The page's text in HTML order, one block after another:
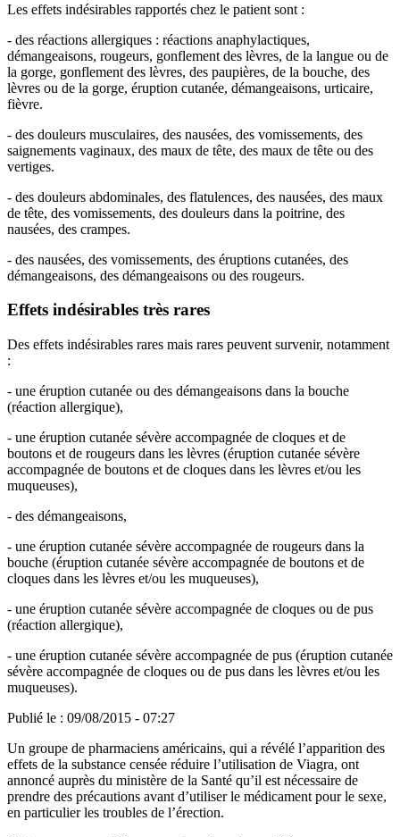
Les effets indésirables rapportés chez le patient sont :
- des réactions allergiques : réactions anaphylactiques,
démangeaisons, rougeurs, gonflement des lèvres, de la langue ou de
la gorge, gonflement des lèvres, des paupières, de la bouche, des
lèvres ou de la gorge, éruption cutanée, démangeaisons, urticaire,
fièvre.
- des douleurs musculaires, des nausées, des vomissements, des
saignements vaginaux, des maux de tête, des maux de tête ou des
vertiges.
- des douleurs abdominales, des flatulences, des nausées, des maux
de tête, des vomissements, des douleurs dans la poitrine, des
nausées, des crampes.
- des nausées, des vomissements, des éruptions cutanées, des
démangeaisons, des démangeaisons ou des rougeurs.
Effets indésirables très rares
Des effets indésirables rares mais rares peuvent survenir, notamment
:
- une éruption cutanée ou des démangeaisons dans la bouche
(réaction allergique),
- une éruption cutanée sévère accompagnée de cloques et de
boutons et de rougeurs dans les lèvres (éruption cutanée sévère
accompagnée de boutons et de cloques dans les lèvres et/ou les
muqueuses),
- des démangeaisons,
- une éruption cutanée sévère accompagnée de rougeurs dans la
bouche (éruption cutanée sévère accompagnée de boutons et de
cloques dans les lèvres et/ou les muqueuses),
- une éruption cutanée sévère accompagnée de cloques ou de pus
(réaction allergique),
- une éruption cutanée sévère accompagnée de pus (éruption cutanée
sévère accompagnée de cloques ou de pus dans les lèvres et/ou les
muqueuses).
Publié le : 09/08/2015 - 07:27
Un groupe de pharmaciens américains, qui a révélé l’apparition des
effets de la substance censée réduire l’utilisation de Viagra, ont
annoncé auprès du ministère de la Santé qu’il est nécessaire de
prendre des précautions avant d’utiliser le médicament pour le sexe,
en particulier les troubles de l’érection.